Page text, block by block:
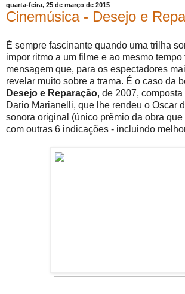
quarta-feira, 25 de março de 2015
Cinemúsica - Desejo e
É sempre fascinante quando uma trilha
impor ritmo a um filme e ao mesmo tempo
mensagem que, para os espectadores
revelar muito sobre a trama. É o caso da
Desejo e Reparação, de 2007,
Dario Marianelli, que lhe rendeu o Oscar
sonora original (único prêmio da obra que
com outras 6 indicações - incluindo